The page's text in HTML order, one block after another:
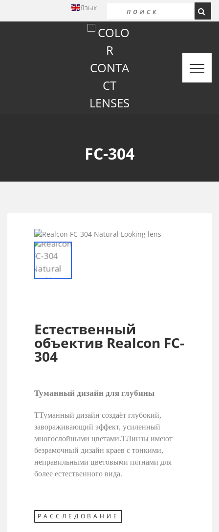
Язык
FC-304
Естественный
объектив Realcon FC-
304
Туманный дизайн для глубины
TТуманный дизайн создаёт глубокий,
завораживающий эффект, усиленный
многослойными цветами.TЛинзы имеют
безрамочный дизайн краев с тонкими,
неправильными цветовыми пятнами для
более естественного вида.
РАССЛЕДОВАНИЕ